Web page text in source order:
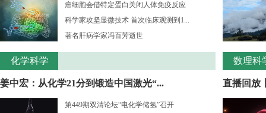
癌细胞会借特定蛋白关闭人体免疫反应
科学家攻坚显微技术 首次临床观测到1...
著名肝病学家冯百芳逝世
化学科学
姜中宏：从化学21分到锻造中国激光“...
第449期双清论坛“电化学储氢”召开
数理科
直播回放